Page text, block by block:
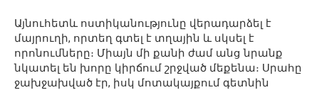
Այնուհետև ոստիկանությունը վերադարձել է
մայրուղի, որտեղ գտել է տղային և սկսել է
որոնումները։ Միայն մի քանի ժամ անց նրանք
նկատել են խորը կիրճում շրջված մեքենա։ Սրահը
ջախջախված էր, իսկ մոտակայքում գետնին